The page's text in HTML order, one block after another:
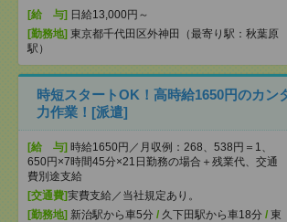
[給 与] 日給13,000円～
[勤務地] 東京都千代田区外神田（最寄り駅：秋葉原
駅）
時短スタートOK！高時給1650円のカン
力作業！[派遣]
[給 与] 時給1650円／月収例：268、538円＝1、
650円×7時間45分×21日勤務の場合＋残業代、交通
費別途支給
[交通費]実費支給／当社規定あり。
[勤務地] 新治駅から車5分 / 久下田駅から車18分 / 東